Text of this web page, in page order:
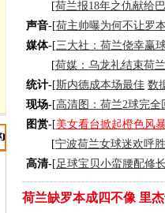
[荷兰报18年之仇献给
声音-[荷主帅曝为何不让罗
媒体-[三大社：荷兰侥幸赢
[荷媒：乌龙礼结束荷
统计-[斯内德成本场最佳 数
现场-[高清图：荷兰2球完
图赏-[美女看台掀起橙色风
[宁波荷兰女球迷欢呼胜
高清-[足球宝贝小蛮腰配修
荷兰缺罗本成四不像 里